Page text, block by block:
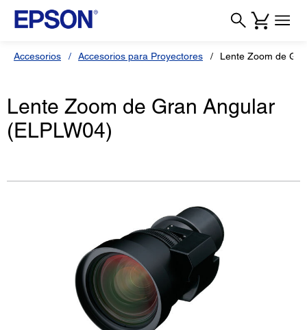
Accesorios Accesorios para Proyectores Lente Zoom de
Lente Zoom de Gran Angular
(ELPLW04)